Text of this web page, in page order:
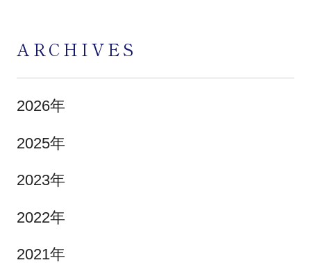
ARCHIVES
2026年
2025年
2023年
2022年
2021年